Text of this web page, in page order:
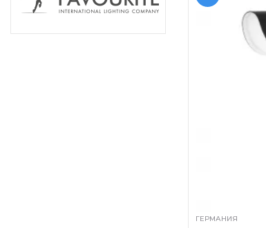
ГЕРМАНИЯ